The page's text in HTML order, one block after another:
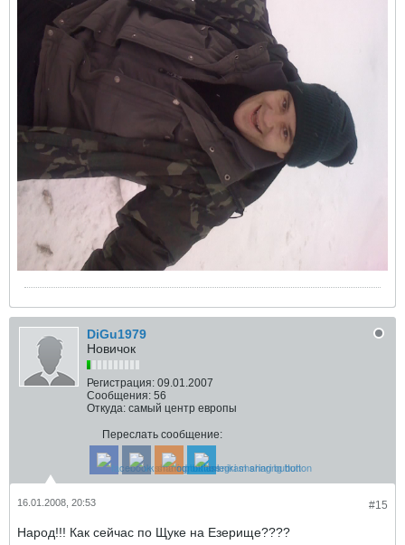
DiGu1979
Новичок
Регистрация: 09.01.2007
Сообщения: 56
Откуда: самый центр европы
Переслать сообщение:
#15
16.01.2008, 20:53
Народ!!! Как сейчас по Щуке на Езерище????